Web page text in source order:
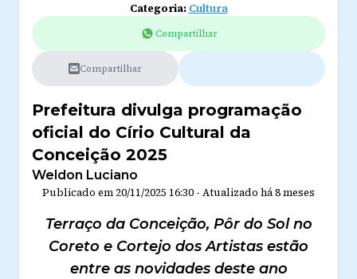
Categoria: Cultura
Compartilhar
Compartilhar
Prefeitura divulga programação
oficial do Círio Cultural da
Conceição 2025
Weldon Luciano
Publicado em 20/11/2025 16:30 - Atualizado há 8 meses
Terraço da Conceição, Pôr do Sol no
Coreto e Cortejo dos Artistas estão
entre as novidades deste ano